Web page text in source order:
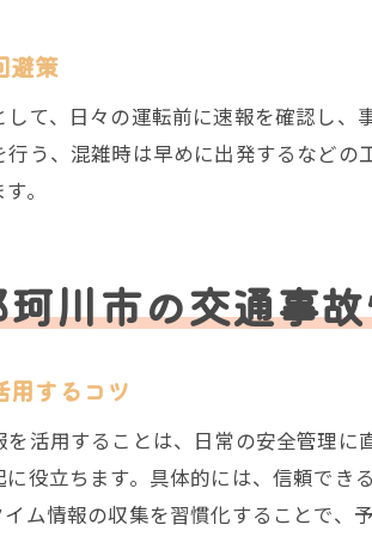
那珂川市パトカー出動情報で分かる交
交通事故防止に向けた那珂川市のパト
エリアで多発する交通事故の原因を徹
福岡エリアの交通事故多発要因を徹底分
福岡エリアで目立つ交通事故の主な原
交通事故原因の徹底解説と福岡での対策
速報から学ぶ日常の安全対策とは
交通事故速報を活かした日常の安全対
事故速報から得られる交通安全のヒン
避策
て、日々の運転前に速報を確認し
う、混雑時は早めに出発するなど
。
川市の交通事
用するコツ
活用することは、日常の安全管理
役立ちます。具体的には、信頼でき
ム情報の収集を習慣化することで、